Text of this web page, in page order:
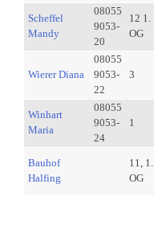
Scheffel
Mandy
08055
9053-
20
12 1.
OG
Wierer Diana
08055
9053-
22
3
Winhart
Maria
08055
9053-
24
1
Bauhof
Halfing
11, 1.
OG